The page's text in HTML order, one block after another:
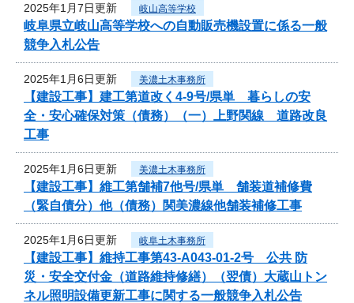
2025年1月7日更新 岐山高等学校
岐阜県立岐山高等学校への自動販売機設置に係る一般
競争入札公告
2025年1月6日更新 美濃土木事務所
【建設工事】建工第道改く4-9号/県単 暮らしの安
全・安心確保対策（債務）（一）上野関線 道路改良
工事
2025年1月6日更新 美濃土木事務所
【建設工事】維工第舗補7他号/県単 舗装道補修費
（緊自債分）他（債務）関美濃線他舗装補修工事
2025年1月6日更新 岐阜土木事務所
【建設工事】維持工事第43-A043-01-2号 公共 防
災・安全交付金（道路維持修繕）（翌債）大蔵山トン
ネル照明設備更新工事に関する一般競争入札公告